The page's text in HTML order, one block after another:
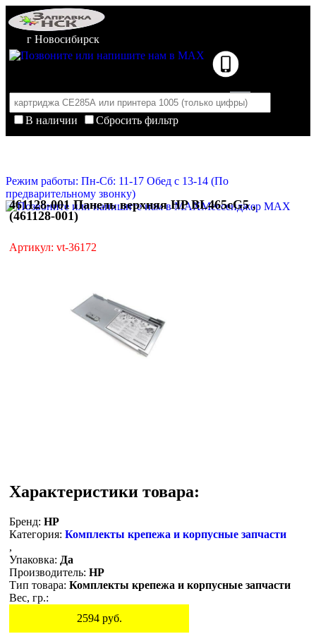
г Новосибирск
В наличии
Сбросить фильтр
Корзина пуста
Режим работы: Пн-Сб: 11-17 Обед с 13-14 (По
предварительному звонку)
Мессенджер MAX
461128-001 Панель верхняя HP BL465cG5 ,
(461128-001)
Артикул: vt-36172
Характеристики товара:
Бренд: HP
Категория: Комплекты крепежа и корпусные запчасти
,
Упаковка: Да
Производитель: HP
Тип товара: Комплекты крепежа и корпусные запчасти
Вес, гр.:
2594руб.